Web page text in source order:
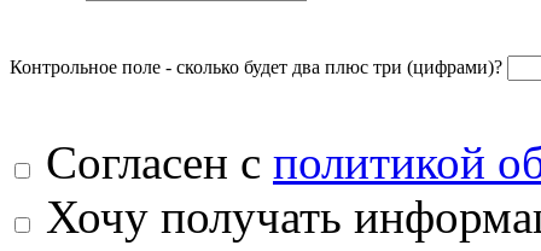
Контрольное поле - сколько будет два плюс три (цифрами)?
Согласен с политикой
Хочу получать